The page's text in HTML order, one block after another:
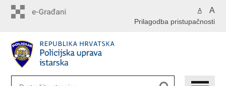
A A
Prilagodba pristupačnosti